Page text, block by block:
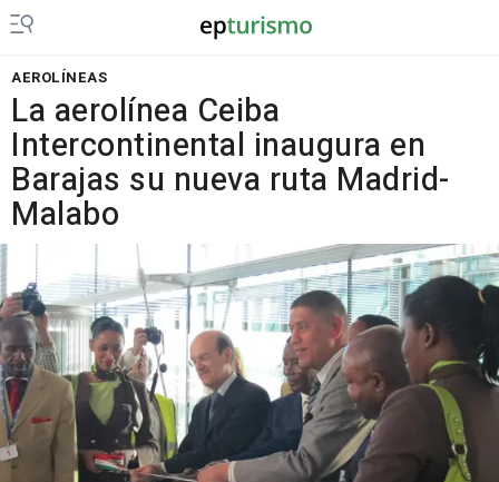
AEROLÍNEAS
La aerolínea Ceiba
Intercontinental inaugura en
Barajas su nueva ruta Madrid-
Malabo